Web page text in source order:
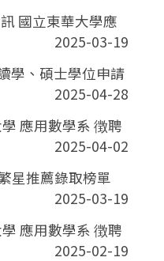
國立東華大學應
2025-03-19
學、碩士學位申請
2025-04-28
應用數學系 徴聘
2025-04-02
星推薦錄取榜單
2025-03-19
應用數學系 徴聘
2025-02-19